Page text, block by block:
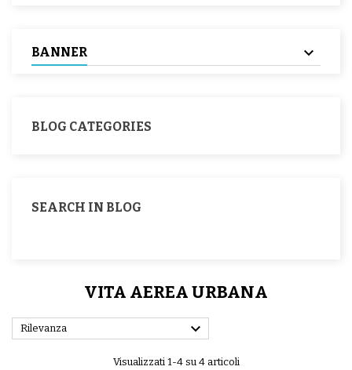
BANNER
BLOG CATEGORIES
SEARCH IN BLOG
VITA AEREA URBANA
Rilevanza 
Visualizzati 1-4 su 4 articoli